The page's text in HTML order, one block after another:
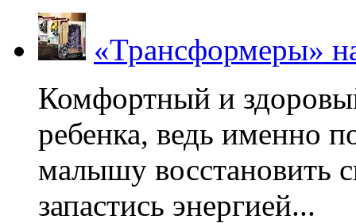
«Трансформеры»
Комфортный и
ребенка, ведь именно
малышу восстановить
запастись энергией...